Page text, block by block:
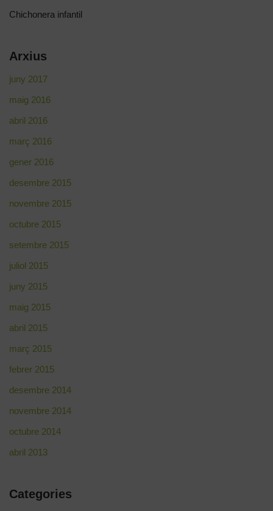
Chichonera infantil
Arxius
juny 2017
maig 2016
abril 2016
març 2016
gener 2016
desembre 2015
novembre 2015
octubre 2015
setembre 2015
juliol 2015
juny 2015
maig 2015
abril 2015
març 2015
febrer 2015
desembre 2014
novembre 2014
octubre 2014
abril 2013
Categories